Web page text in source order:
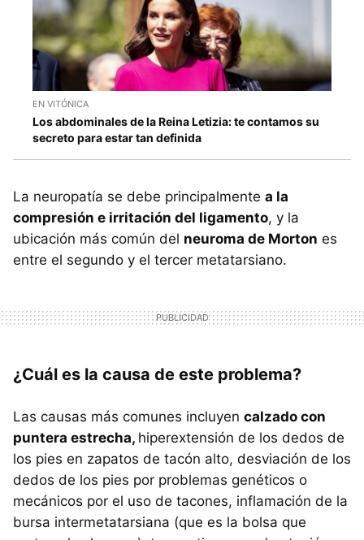
EN VITÓNICA
Los abdominales de la Reina Letizia: te contamos su
secreto para estar tan definida
La neuropatía se debe principalmente a la
compresión e irritación del ligamento, y la
ubicación más común del neuroma de Morton es
entre el segundo y el tercer metatarsiano.
¿Cuál es la causa de este problema?
Las causas más comunes incluyen calzado con
puntera estrecha, hiperextensión de los dedos de
los pies en zapatos de tacón alto, desviación de los
dedos de los pies por problemas genéticos o
mecánicos por el uso de tacones, inflamación de la
bursa intermetatarsiana (que es la bolsa que